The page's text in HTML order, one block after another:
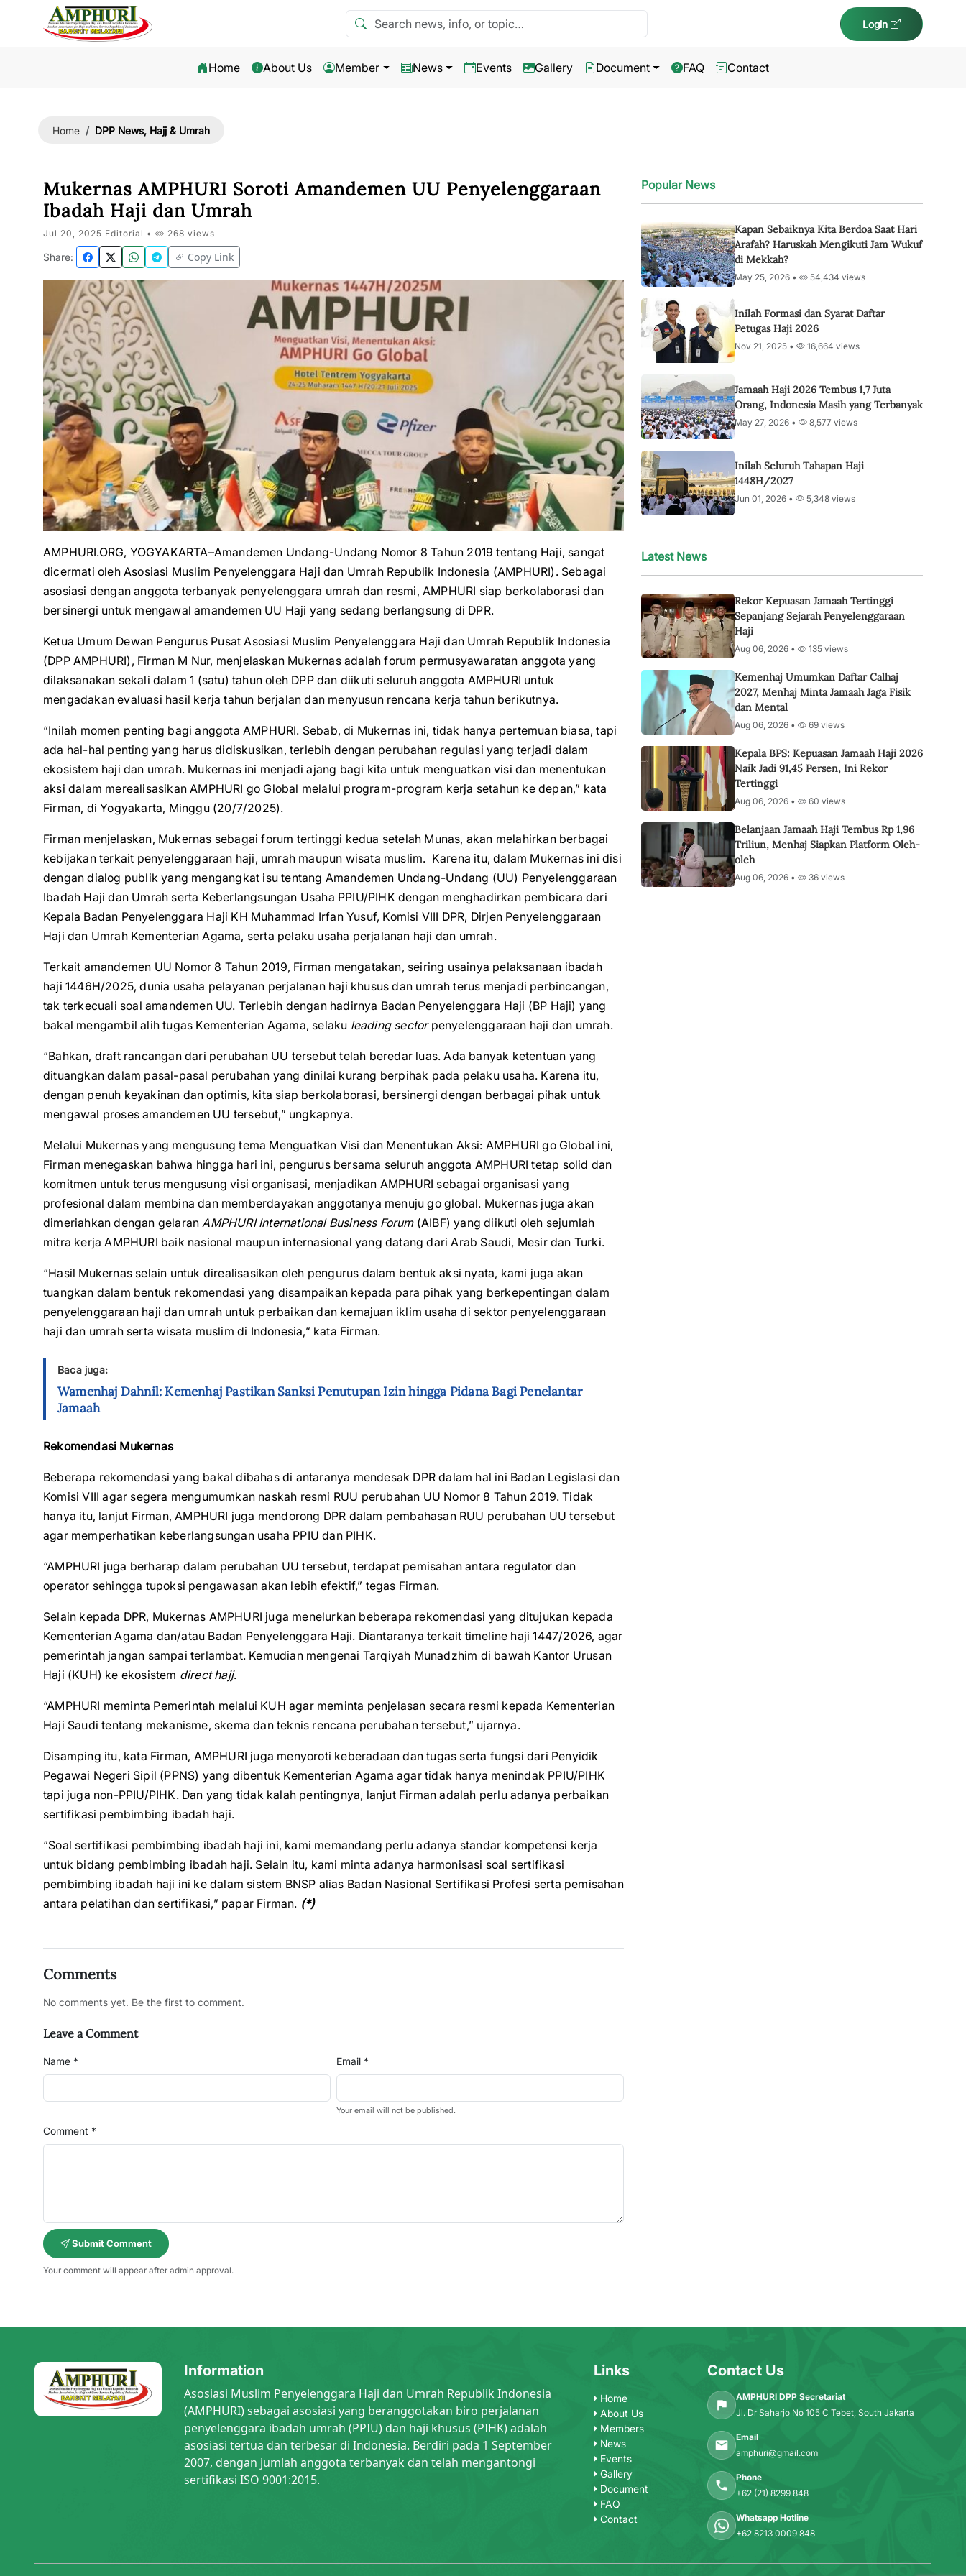
Search news Login
Home About Us Member News Events Gallery Document FAQ Contact
Home DPP News, Hajj & Umrah
Mukernas AMPHURI Soroti Amandemen UU Penyelenggaraan
Ibadah Haji dan Umrah
Jul 20, 2025 Editorial • 268 views
Share: Copy Link
AMPHURI.ORG, YOGYAKARTA–Amandemen Undang-Undang Nomor 8 Tahun 2019 tentang Haji, sangat
dicermati oleh Asosiasi Muslim Penyelenggara Haji dan Umrah Republik Indonesia (AMPHURI). Sebagai
asosiasi dengan anggota terbanyak penyelenggara umrah dan resmi, AMPHURI siap berkolaborasi dan
bersinergi untuk mengawal amandemen UU Haji yang sedang berlangsung di DPR.
Ketua Umum Dewan Pengurus Pusat Asosiasi Muslim Penyelenggara Haji dan Umrah Republik Indonesia
(DPP AMPHURI), Firman M Nur, menjelaskan Mukernas adalah forum permusyawaratan anggota yang
dilaksanakan sekali dalam 1 (satu) tahun oleh DPP dan diikuti seluruh anggota AMPHURI untuk
mengadakan evaluasi hasil kerja tahun berjalan dan menyusun rencana kerja tahun berikutnya.
“Inilah momen penting bagi anggota AMPHURI. Sebab, di Mukernas ini, tidak hanya pertemuan biasa, tapi
ada hal-hal penting yang harus didiskusikan, terlebih dengan perubahan regulasi yang terjadi dalam
ekosistem haji dan umrah. Mukernas ini menjadi ajang bagi kita untuk menguatkan visi dan menentukan
aksi dalam merealisasikan AMPHURI go Global melalui program-program kerja setahun ke depan,” kata
Firman, di Yogyakarta, Minggu (20/7/2025).
Firman menjelaskan, Mukernas sebagai forum tertinggi kedua setelah Munas, akan melahirkan berbagai
kebijakan terkait penyelenggaraan haji, umrah maupun wisata muslim. Karena itu, dalam Mukernas ini disi
dengan dialog publik yang mengangkat isu tentang Amandemen Undang-Undang (UU) Penyelenggaraan
Ibadah Haji dan Umrah serta Keberlangsungan Usaha PPIU/PIHK dengan menghadirkan pembicara dari
Kepala Badan Penyelenggara Haji KH Muhammad Irfan Yusuf, Komisi VIII DPR, Dirjen Penyelenggaraan
Haji dan Umrah Kementerian Agama, serta pelaku usaha perjalanan haji dan umrah.
Terkait amandemen UU Nomor 8 Tahun 2019, Firman mengatakan, seiring usainya pelaksanaan ibadah
haji 1446H/2025, dunia usaha pelayanan perjalanan haji khusus dan umrah terus menjadi perbincangan,
tak terkecuali soal amandemen UU. Terlebih dengan hadirnya Badan Penyelenggara Haji (BP Haji) yang
bakal mengambil alih tugas Kementerian Agama, selaku leading sectorpenyelenggaraan haji dan umrah.
“Bahkan, draft rancangan dari perubahan UU tersebut telah beredar luas. Ada banyak ketentuan yang
dituangkan dalam pasal-pasal perubahan yang dinilai kurang berpihak pada pelaku usaha. Karena itu,
dengan penuh keyakinan dan optimis, kita siap berkolaborasi, bersinergi dengan berbagai pihak untuk
mengawal proses amandemen UU tersebut,” ungkapnya.
Melalui Mukernas yang mengusung tema Menguatkan Visi dan Menentukan Aksi: AMPHURI go Global ini,
Firman menegaskan bahwa hingga hari ini, pengurus bersama seluruh anggota AMPHURI tetap solid dan
komitmen untuk terus mengusung visi organisasi, menjadikan AMPHURI sebagai organisasi yang
profesional dalam membina dan memberdayakan anggotanya menuju go global. Mukernas juga akan
dimeriahkan dengan gelaranAMPHURI International Business Forum(AIBF) yang diikuti oleh sejumlah
mitra kerja AMPHURI baik nasional maupun internasional yang datang dari Arab Saudi, Mesir dan Turki.
“Hasil Mukernas selain untuk direalisasikan oleh pengurus dalam bentuk aksi nyata, kami juga akan
tuangkan dalam bentuk rekomendasi yang disampaikan kepada para pihak yang berkepentingan dalam
penyelenggaraan haji dan umrah untuk perbaikan dan kemajuan iklim usaha di sektor penyelenggaraan
haji dan umrah serta wisata muslim di Indonesia,” kata Firman.
Baca juga:
Wamenhaj Dahnil: Kemenhaj Pastikan Sanksi Penutupan Izin hingga Pidana Bagi Penelantar
Jamaah
Rekomendasi Mukernas
Beberapa rekomendasi yang bakal dibahas di antaranya mendesak DPR dalam hal ini Badan Legislasi dan
Komisi VIII agar segera mengumumkan naskah resmi RUU perubahan UU Nomor 8 Tahun 2019. Tidak
hanya itu, lanjut Firman, AMPHURI juga mendorong DPR dalam pembahasan RUU perubahan UU tersebut
agar memperhatikan keberlangsungan usaha PPIU dan PIHK.
“AMPHURI juga berharap dalam perubahan UU tersebut, terdapat pemisahan antara regulator dan
operator sehingga tupoksi pengawasan akan lebih efektif,” tegas Firman.
Selain kepada DPR, Mukernas AMPHURI juga menelurkan beberapa rekomendasi yang ditujukan kepada
Kementerian Agama dan/atau Badan Penyelenggara Haji. Diantaranya terkait timeline haji 1447/2026, agar
pemerintah jangan sampai terlambat. Kemudian mengenai Tarqiyah Munadzhim di bawah Kantor Urusan
Haji (KUH) ke ekosistem direct hajj.
“AMPHURI meminta Pemerintah melalui KUH agar meminta penjelasan secara resmi kepada Kementerian
Haji Saudi tentang mekanisme, skema dan teknis rencana perubahan tersebut,” ujarnya.
Disamping itu, kata Firman, AMPHURI juga menyoroti keberadaan dan tugas serta fungsi dari Penyidik
Pegawai Negeri Sipil (PPNS) yang dibentuk Kementerian Agama agar tidak hanya menindak PPIU/PIHK
tapi juga non-PPIU/PIHK. Dan yang tidak kalah pentingnya, lanjut Firman adalah perlu adanya perbaikan
sertifikasi pembimbing ibadah haji.
“Soal sertifikasi pembimbing ibadah haji ini, kami memandang perlu adanya standar kompetensi kerja
untuk bidang pembimbing ibadah haji. Selain itu, kami minta adanya harmonisasi soal sertifikasi
pembimbing ibadah haji ini ke dalam sistem BNSP alias Badan Nasional Sertifikasi Profesi serta pemisahan
antara pelatihan dan sertifikasi,” papar Firman. (*)
Comments
No comments yet. Be the first to comment.
Leave a Comment
Name * Email *
Your email will not be published.
Comment *
Submit Comment
Your comment will appear after admin approval.
Popular News
Kapan Sebaiknya Kita Berdoa Saat Hari
Arafah? Haruskah Mengikuti Jam Wukuf
di Mekkah?
May 25, 2026 • 54,434 views
Inilah Formasi dan Syarat Daftar
Petugas Haji 2026
Nov 21, 2025 • 16,664 views
Jamaah Haji 2026 Tembus 1,7 Juta
Orang, Indonesia Masih yang Terbanyak
May 27, 2026 • 8,577 views
Inilah Seluruh Tahapan Haji
1448H/2027
Jun 01, 2026 • 5,348 views
Latest News
Rekor Kepuasan Jamaah Tertinggi
Sepanjang Sejarah Penyelenggaraan
Haji
Aug 06, 2026 • 135 views
Kemenhaj Umumkan Daftar Calhaj
2027, Menhaj Minta Jamaah Jaga Fisik
dan Mental
Aug 06, 2026 • 69 views
Kepala BPS: Kepuasan Jamaah Haji 2026
Naik Jadi 91,45 Persen, Ini Rekor
Tertinggi
Aug 06, 2026 • 60 views
Belanjaan Jamaah Haji Tembus Rp 1,96
Triliun, Menhaj Siapkan Platform Oleh-
oleh
Aug 06, 2026 • 36 views
Information
Asosiasi Muslim Penyelenggara Haji dan Umrah Republik Indonesia
(AMPHURI) sebagai asosiasi yang beranggotakan biro perjalanan
penyelenggara ibadah umrah (PPIU) dan haji khusus (PIHK) adalah
asosiasi tertua dan terbesar di Indonesia. Berdiri pada 1 September
2007, dengan jumlah anggota terbanyak dan telah mengantongi
sertifikasi ISO 9001:2015.
Links
Home
About Us
Members
News
Events
Gallery
Document
FAQ
Contact
Contact Us
AMPHURI DPP Secretariat
Jl. Dr Saharjo No 105 C Tebet, South Jakarta
Email
amphuri@gmail.com
Phone
+62 (21) 8299 848
Whatsapp Hotline
+62 8213 0009 848